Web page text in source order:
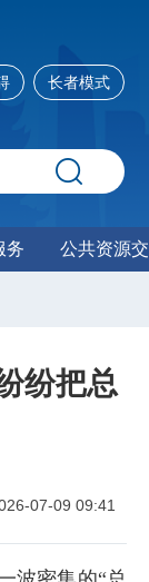
长者模式
务 公共资源
纷把总
07-09 09:41